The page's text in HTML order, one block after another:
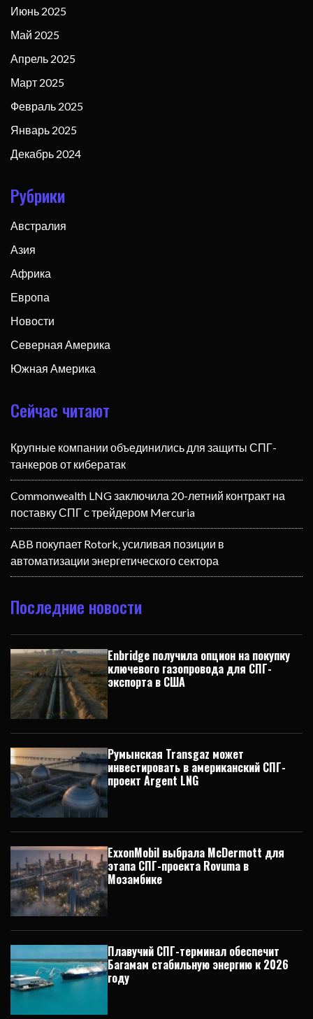
Июнь 2025
Май 2025
Апрель 2025
Март 2025
Февраль 2025
Январь 2025
Декабрь 2024
Рубрики
Австралия
Азия
Африка
Европа
Новости
Северная Америка
Южная Америка
Сейчас читают
Крупные компании объединились для защиты СПГ-
танкеров от кибератак
Commonwealth LNG заключила 20-летний контракт на
поставку СПГ с трейдером Mercuria
ABB покупает Rotork, усиливая позиции в
автоматизации энергетического сектора
Последние новости
Enbridge получила опцион на покупку
ключевого газопровода для СПГ-
экспорта в США
Румынская Transgaz может
инвестировать в американский СПГ-
проект Argent LNG
ExxonMobil выбрала McDermott для
этапа СПГ-проекта Rovuma в
Мозамбике
Плавучий СПГ-терминал обеспечит
Багамам стабильную энергию к 2026
году